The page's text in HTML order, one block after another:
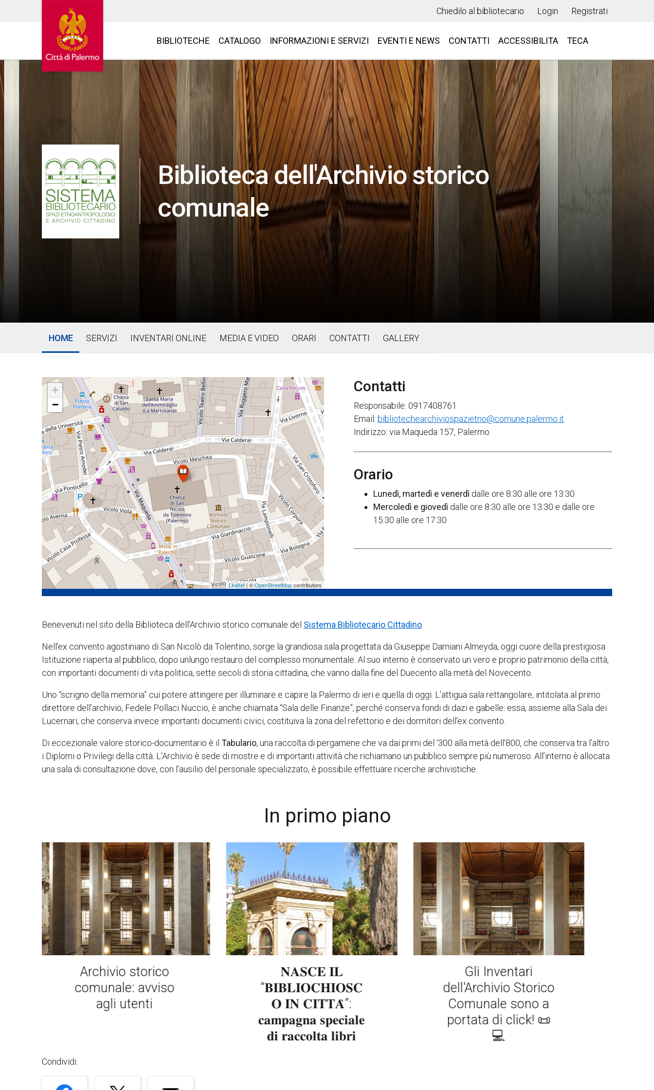
Chiedilo al bibliotecario Login Registrati
BIBLIOTECHE CATALOGO INFORMAZIONI E SERVIZI EVENTI E NEWS CONTATTI ACCESSIBILITA TECA
Biblioteca dell'Archivio storico
comunale
HOME SERVIZI INVENTARI ONLINE MEDIA E VIDEO ORARI CONTATTI GALLERY
+
−
Leaflet| ©OpenStreetMapcontributors
Contatti
Responsabile: 0917408761
Email: bibliotechearchiviospazietno@comune.palermo.it
Indirizzo: via Maqueda 157, Palermo
Orario
Lunedì, martedì e venerdì dalle ore 8:30 alle ore 13:30
Mercoledì e giovedì dalle ore 8:30 alle ore 13:30 e dalle ore
15:30 alle ore 17:30
Benevenuti nel sito della Biblioteca dell'Archivio storico comunale del Sistema Bibliotecario Cittadino
Nell’ex convento agostiniano di San Nicolò da Tolentino, sorge la grandiosa sala progettata da Giuseppe Damiani Almeyda, oggi cuore della prestigiosa
Istituzione riaperta al pubblico, dopo unlungo restauro del complesso monumentale. Al suo interno è conservato un vero e proprio patrimonio della città,
con importanti documenti di vita politica, sette secoli di storia cittadina, che vanno dalla fine del Duecento alla metà del Novecento.
Uno “scrigno della memoria” cui potere attingere per illuminare e capire la Palermo di ieri e quella di oggi. L’attigua sala rettangolare, intitolata al primo
direttore dell’archivio, Fedele Pollaci Nuccio, è anche chiamata “Sala delle Finanze”, perché conserva fondi di dazi e gabelle: essa, assieme alla Sala dei
Lucernari, che conserva invece importanti documenti civici, costituiva la zona del refettorio e dei dormitori dell’ex convento.
Di eccezionale valore storico-documentario è il Tabulario, una raccolta di pergamene che va dai primi del ‘300 alla metà dell’800, che conserva tra l’altro
i Diplomi o Privilegi della città. L’Archivio è sede di mostre e di importanti attività che richiamano un pubblico sempre più numeroso. All’interno è allocata
una sala di consultazione dove, con l’ausilio del personale specializzato, è possibile effettuare ricerche archivistiche.
In primo piano
Archivio storico
comunale: avviso
agli utenti
𝐍𝐀𝐒𝐂𝐄 𝐈𝐋
“𝐁𝐈𝐁𝐋𝐈𝐎𝐂𝐇𝐈𝐎𝐒𝐂
𝐎 𝐈𝐍 𝐂𝐈𝐓𝐓𝐀̀”:
𝐜𝐚𝐦𝐩𝐚𝐠𝐧𝐚 𝐬𝐩𝐞𝐜𝐢𝐚𝐥𝐞
𝐝𝐢 𝐫𝐚𝐜𝐜𝐨𝐥𝐭𝐚 𝐥𝐢𝐛𝐫𝐢
Gli Inventari
dell'Archivio Storico
Comunale sono a
portata di click! 📜
💻
Condividi: